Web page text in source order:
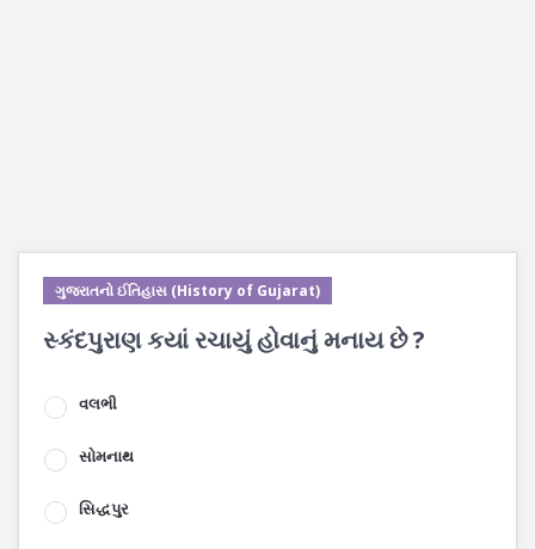
ગુજરાતનો ઈતિહાસ (History of Gujarat)
સ્કંદપુરાણ કયાં રચાયું હોવાનું મનાય છે ?
વલભી
સોમનાથ
સિદ્ધપુર